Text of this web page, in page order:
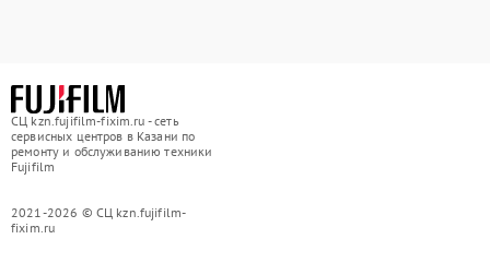
СЦ kzn.fujifilm-fixim.ru - сеть
сервисных центров в Казани по
ремонту и обслуживанию техники
Fujifilm
2021-2026 © СЦ kzn.fujifilm-
fixim.ru